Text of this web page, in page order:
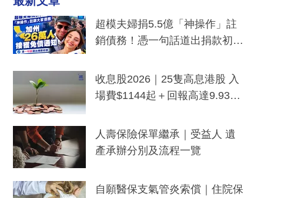
超模夫婦捐5.5億「神操作」註
銷債務！憑一句話道出捐款初
一度被誤當詐騙手段
收息股2026｜25隻高息港股 入
場費$1144起＋回報高達9.93
人壽保險保單繼承｜受益人 遺
產承辦分別及流程一覽
自願醫保支氣管炎索償｜住院保